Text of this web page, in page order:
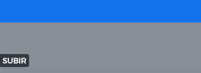
SUBIR